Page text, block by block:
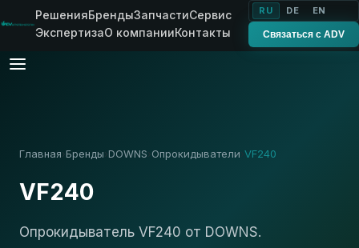
РешенияБрендыЗапчастиСервис
ЭкспертизаО компанииКонтакты
RU DE EN
Связаться с ADV
Главная› Бренды DOWNS Опрокидыватели VF240
VF240
Опрокидыватель VF240 от DOWNS.